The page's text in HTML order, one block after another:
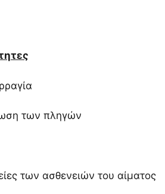
των πληγών
των ασθενειών του αίματος